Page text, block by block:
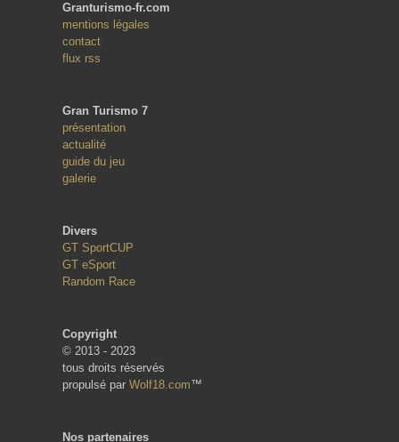
Granturismo-fr.com
mentions légales
contact
flux rss
Gran Turismo 7
présentation
actualité
guide du jeu
galerie
Divers
GT SportCUP
GT eSport
Random Race
Copyright
© 2013 - 2023
tous droits réservés
propulsé par Wolf18.com™
Nos partenaires